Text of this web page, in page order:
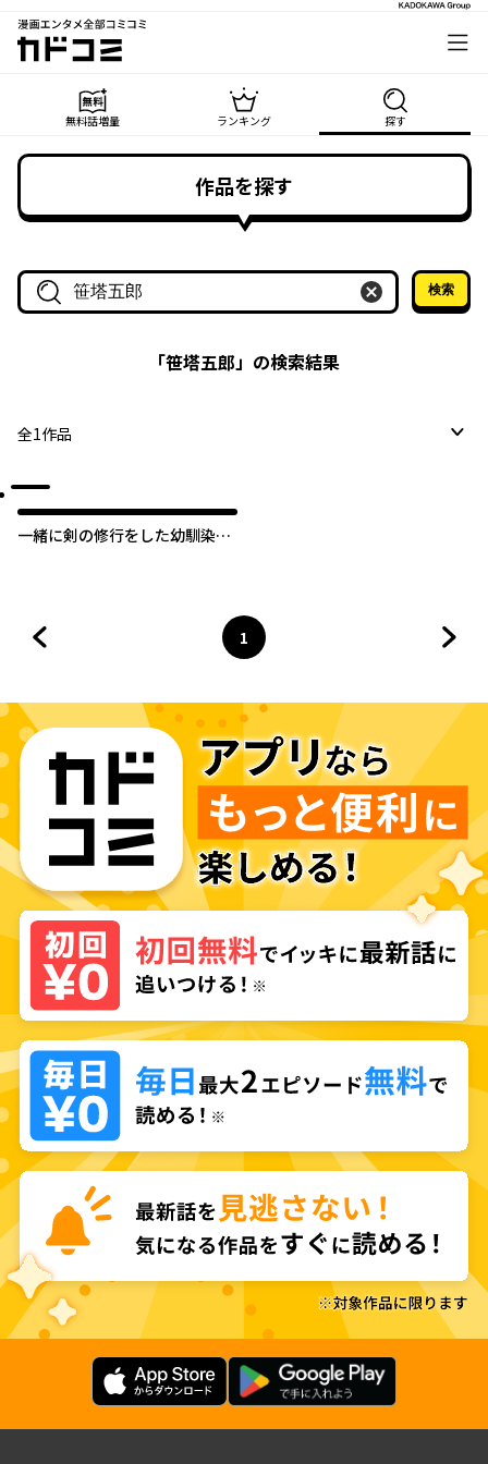
漫画エンタメ全部コミコミ
カドコミ
無料話増量 ランキング 探す
作品を探す
作品名・作家名で探す
検索
「笹塔五郎」の検索結果
全1作品
一緒に剣の修行をした幼馴染が
ページ
1
へ